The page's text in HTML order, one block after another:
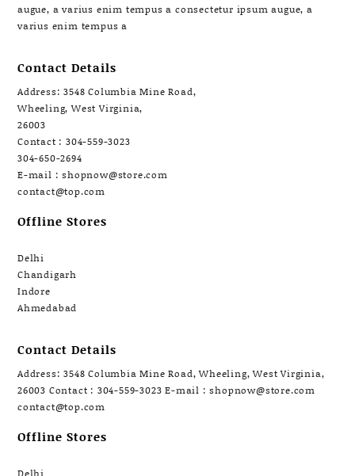
augue, a varius enim tempus a consectetur ipsum augue, a
varius enim tempus a
Contact Details
Address: 3548 Columbia Mine Road,
Wheeling, West Virginia,
26003
Contact : 304-559-3023
304-650-2694
E-mail : shopnow@store.com
contact@top.com
Offline Stores
Delhi
Chandigarh
Indore
Ahmedabad
Contact Details
Address: 3548 Columbia Mine Road, Wheeling, West Virginia,
26003 Contact : 304-559-3023 E-mail : shopnow@store.com
contact@top.com
Offline Stores
Delhi